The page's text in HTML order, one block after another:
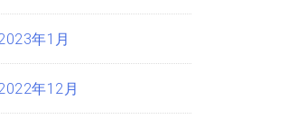
年1月
年12月